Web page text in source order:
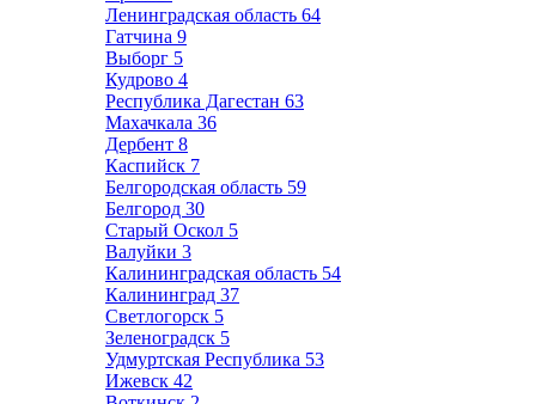
Ленинградская область 64
Гатчина 9
Выборг 5
Кудрово 4
Республика Дагестан 63
Махачкала 36
Дербент 8
Каспийск 7
Белгородская область 59
Белгород 30
Старый Оскол 5
Валуйки 3
Калининградская область 54
Калининград 37
Светлогорск 5
Зеленоградск 5
Удмуртская Республика 53
Ижевск 42